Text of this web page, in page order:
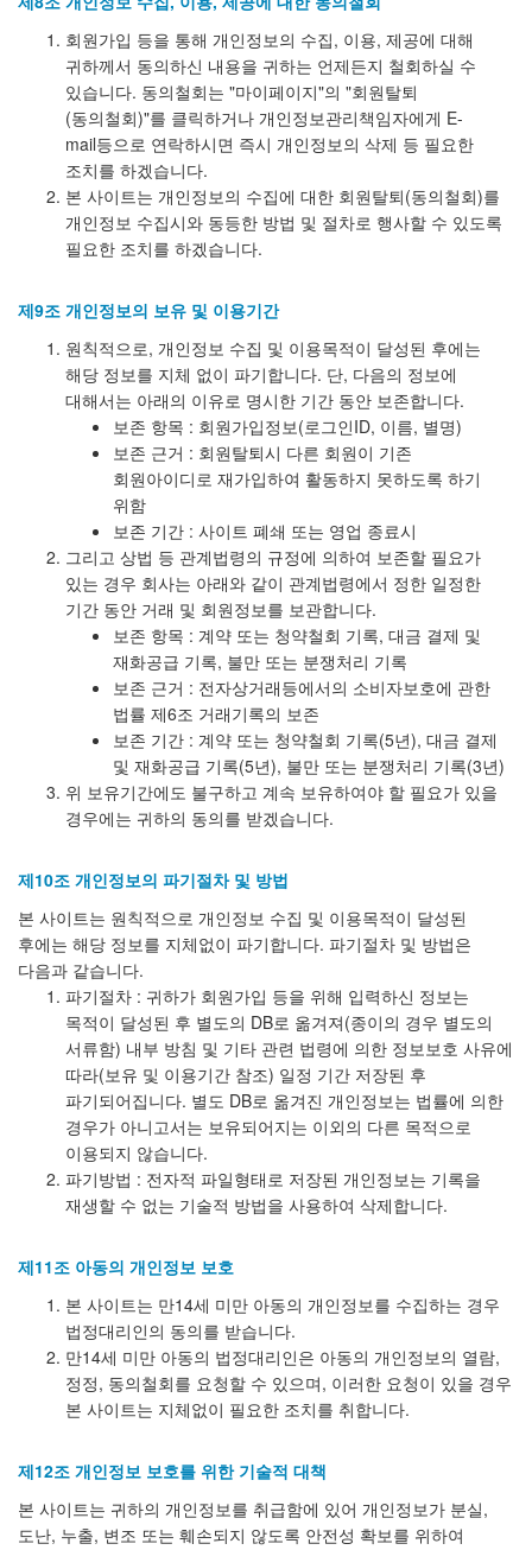
회원가입 등을 통해 개인정보의 수집, 이용, 제공에 대해
귀하께서 동의하신 내용을 귀하는 언제든지 철회하실 수
있습니다. 동의철회는 "마이페이지"의 "회원탈퇴
(동의철회)"를 클릭하거나 개인정보관리책임자에게 E-
mail등으로 연락하시면 즉시 개인정보의 삭제 등 필요한
조치를 하겠습니다.
본 사이트는 개인정보의 수집에 대한 회원탈퇴(동의철회)를
개인정보 수집시와 동등한 방법 및 절차로 행사할 수 있도록
필요한 조치를 하겠습니다.
제9조 개인정보의 보유 및 이용기간
원칙적으로, 개인정보 수집 및 이용목적이 달성된 후에는
해당 정보를 지체 없이 파기합니다. 단, 다음의 정보에
대해서는 아래의 이유로 명시한 기간 동안 보존합니다.
보존 항목 : 회원가입정보(로그인ID, 이름, 별명)
보존 근거 : 회원탈퇴시 다른 회원이 기존
회원아이디로 재가입하여 활동하지 못하도록 하기
위함
보존 기간 : 사이트 폐쇄 또는 영업 종료시
그리고 상법 등 관계법령의 규정에 의하여 보존할 필요가
있는 경우 회사는 아래와 같이 관계법령에서 정한 일정한
기간 동안 거래 및 회원정보를 보관합니다.
보존 항목 : 계약 또는 청약철회 기록, 대금 결제 및
재화공급 기록, 불만 또는 분쟁처리 기록
보존 근거 : 전자상거래등에서의 소비자보호에 관한
법률 제6조 거래기록의 보존
보존 기간 : 계약 또는 청약철회 기록(5년), 대금 결제
및 재화공급 기록(5년), 불만 또는 분쟁처리 기록(3년)
위 보유기간에도 불구하고 계속 보유하여야 할 필요가 있을
경우에는 귀하의 동의를 받겠습니다.
제10조 개인정보의 파기절차 및 방법
본 사이트는 원칙적으로 개인정보 수집 및 이용목적이 달성된
후에는 해당 정보를 지체없이 파기합니다. 파기절차 및 방법은
다음과 같습니다.
파기절차 : 귀하가 회원가입 등을 위해 입력하신 정보는
목적이 달성된 후 별도의 DB로 옮겨져(종이의 경우 별도의
서류함) 내부 방침 및 기타 관련 법령에 의한 정보보호 사유에
따라(보유 및 이용기간 참조) 일정 기간 저장된 후
파기되어집니다. 별도 DB로 옮겨진 개인정보는 법률에 의한
경우가 아니고서는 보유되어지는 이외의 다른 목적으로
이용되지 않습니다.
파기방법 : 전자적 파일형태로 저장된 개인정보는 기록을
재생할 수 없는 기술적 방법을 사용하여 삭제합니다.
제11조 아동의 개인정보 보호
본 사이트는 만14세 미만 아동의 개인정보를 수집하는 경우
법정대리인의 동의를 받습니다.
만14세 미만 아동의 법정대리인은 아동의 개인정보의 열람,
정정, 동의철회를 요청할 수 있으며, 이러한 요청이 있을 경우
본 사이트는 지체없이 필요한 조치를 취합니다.
제12조 개인정보 보호를 위한 기술적 대책
본 사이트는 귀하의 개인정보를 취급함에 있어 개인정보가 분실,
도난, 누출, 변조 또는 훼손되지 않도록 안전성 확보를 위하여